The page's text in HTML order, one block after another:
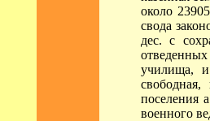
около
свода
дес. с
училища, и
поселения
военного